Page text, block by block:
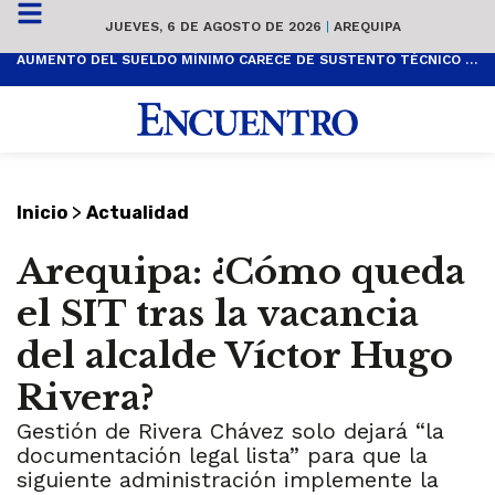
JUEVES, 6 DE AGOSTO DE 2026 | AREQUIPA
AUMENTO DEL SUELDO MÍNIMO CARECE DE SUSTENTO TÉCNICO Y ES POPULISTA
Inicio > Actualidad
Arequipa: ¿Cómo queda
el SIT tras la vacancia
del alcalde Víctor Hugo
Rivera?
Gestión de Rivera Chávez solo dejará “la
documentación legal lista” para que la
siguiente administración implemente la